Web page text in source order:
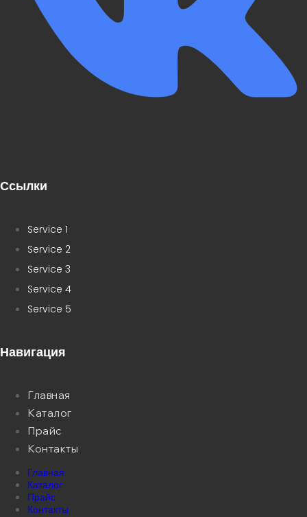
Ссылки
Service 1
Service 2
Service 3
Service 4
Service 5
Навигация
Главная
Каталог
Прайс
Контакты
Главная
Каталог
Прайс
Контакты